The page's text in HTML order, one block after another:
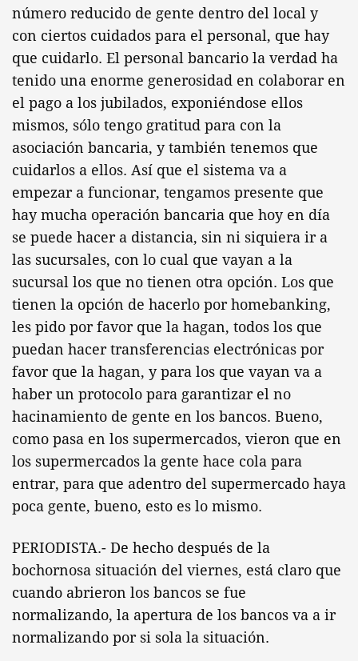
número reducido de gente dentro del local y
con ciertos cuidados para el personal, que hay
que cuidarlo. El personal bancario la verdad ha
tenido una enorme generosidad en colaborar en
el pago a los jubilados, exponiéndose ellos
mismos, sólo tengo gratitud para con la
asociación bancaria, y también tenemos que
cuidarlos a ellos. Así que el sistema va a
empezar a funcionar, tengamos presente que
hay mucha operación bancaria que hoy en día
se puede hacer a distancia, sin ni siquiera ir a
las sucursales, con lo cual que vayan a la
sucursal los que no tienen otra opción. Los que
tienen la opción de hacerlo por homebanking,
les pido por favor que la hagan, todos los que
puedan hacer transferencias electrónicas por
favor que la hagan, y para los que vayan va a
haber un protocolo para garantizar el no
hacinamiento de gente en los bancos. Bueno,
como pasa en los supermercados, vieron que en
los supermercados la gente hace cola para
entrar, para que adentro del supermercado haya
poca gente, bueno, esto es lo mismo.
PERIODISTA.- De hecho después de la
bochornosa situación del viernes, está claro que
cuando abrieron los bancos se fue
normalizando, la apertura de los bancos va a ir
normalizando por si sola la situación.